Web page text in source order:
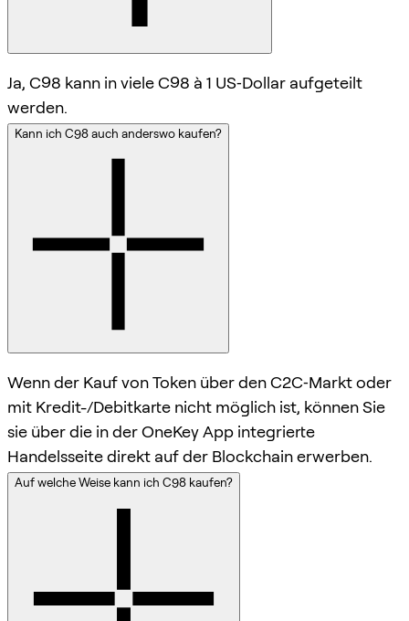
Ja, C98 kann in viele C98 à 1 US‑Dollar aufgeteilt
werden.
Kann ich C98 auch anderswo kaufen?
Wenn der Kauf von Token über den C2C‑Markt oder
mit Kredit-/Debitkarte nicht möglich ist, können Sie
sie über die in der OneKey App integrierte
Handelsseite direkt auf der Blockchain erwerben.
Auf welche Weise kann ich C98 kaufen?